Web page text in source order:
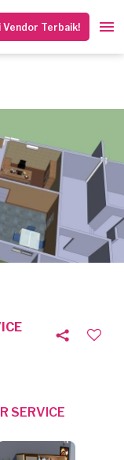
Vendor Terbaik!
SERVICE